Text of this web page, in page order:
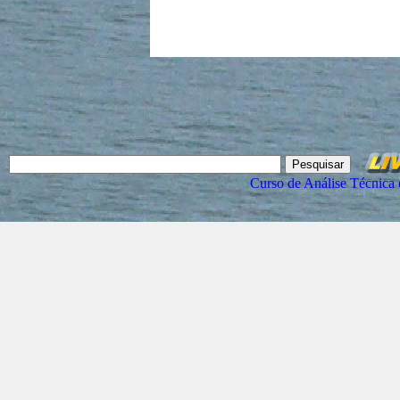
Curso de Análise Técnica